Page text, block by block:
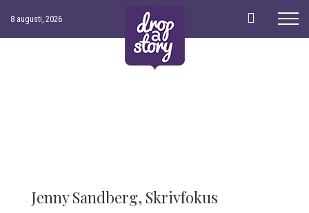
content
8 augusti, 2026
Jenny Sandberg, Skrivfokus